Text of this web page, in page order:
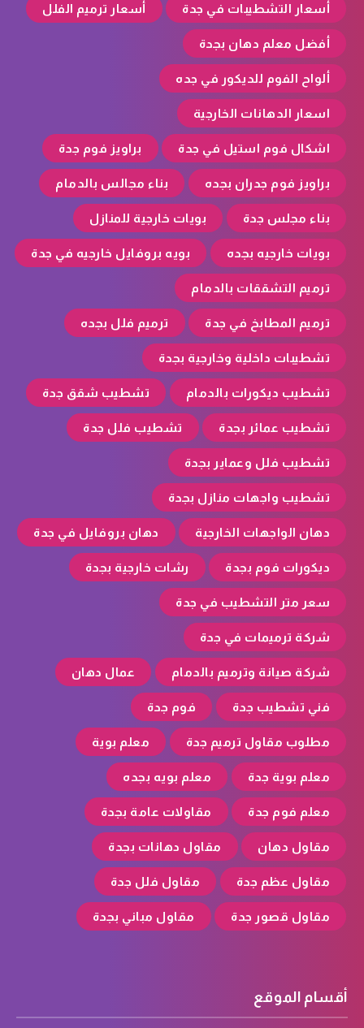
أسعار التشطيبات في جدة أسعار ترميم الفلل
أفضل معلم دهان بجدة
ألواح الفوم للديكور في جده
اسعار الدهانات الخارجية
اشكال فوم استيل في جدة براويز فوم جدة
براويز فوم جدران بجده بناء مجالس بالدمام
بناء مجلس جدة بويات خارجية للمنازل
بويات خارجيه بجده بويه بروفايل خارجيه في جدة
ترميم التشققات بالدمام
ترميم المطابخ في جدة ترميم فلل بجده
تشطيبات داخلية وخارجية بجدة
تشطيب ديكورات بالدمام تشطيب شقق جدة
تشطيب عمائر بجدة تشطيب فلل جدة
تشطيب فلل وعماير بجدة
تشطيب واجهات منازل بجدة
دهان الواجهات الخارجية دهان بروفايل في جدة
ديكورات فوم بجدة رشات خارجية بجدة
سعر متر التشطيب في جدة
شركة ترميمات في جدة
شركة صيانة وترميم بالدمام عمال دهان
فني تشطيب جدة فوم جدة
مطلوب مقاول ترميم جدة معلم بوية
معلم بوية جدة معلم بويه بجده
معلم فوم جدة مقاولات عامة بجدة
مقاول دهان مقاول دهانات بجدة
مقاول عظم جدة مقاول فلل جدة
مقاول قصور جدة مقاول مباني بجدة
أقسام الموقع